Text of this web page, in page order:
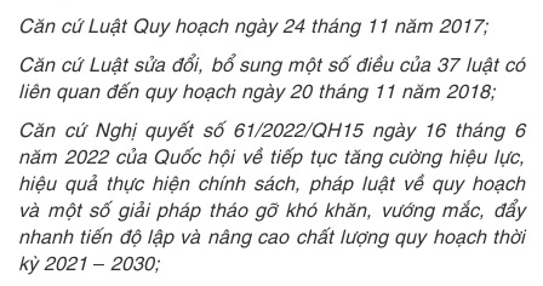
Căn cứ Luật Quy hoạch ngày 24 tháng 11 năm 2017;
Căn cứ Luật sửa đổi, bổ sung một số điều của 37 luật có
liên quan đến quy hoạch ngày 20 tháng 11 năm 2018;
Căn cứ Nghị quyết số 61/2022/QH15 ngày 16 tháng 6
năm 2022 của Quốc hội về tiếp tục tăng cường hiệu lực,
hiệu quả thực hiện chính sách, pháp luật về quy hoạch
và một số giải pháp tháo gỡ khó khăn, vướng mắc, đẩy
nhanh tiến độ lập và nâng cao chất lượng quy hoạch thời
kỳ 2021 – 2030;